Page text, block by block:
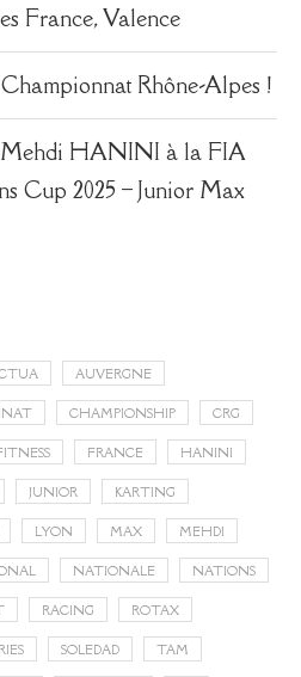
France, Valence
Rhône-Alpes !
Mehdi HANINI à la FIA
Cup 2025 – Junior Max
AUVERGNE
CHAMPIONSHIP CRG
FRANCE HANINI
JUNIOR KARTING
LYON MAX MEHDI
NATIONALE NATIONS
RACING ROTAX
SOLEDAD TAM